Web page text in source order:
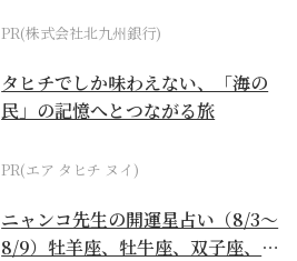
PR(株式会社北九州銀行)
タヒチでしか味わえない、「海の
民」の記憶へとつながる旅
PR(エア タヒチ ヌイ)
ニャンコ先生の開運星占い（8/3～
8/9）牡羊座、牡牛座、双子座、蟹